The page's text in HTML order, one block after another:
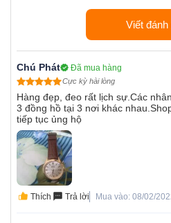
Viết đánh
Chú Phát Đã mua hàng
Cực kỳ hài lòng
Hàng đẹp, đeo rất lịch sự.Các
3 đồng hồ tại 3 nơi khác
tiếp tục ủng hộ
Thích Trả lời Mua vào: 08/02/